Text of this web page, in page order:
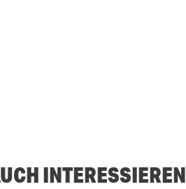
INTERESSIEREN